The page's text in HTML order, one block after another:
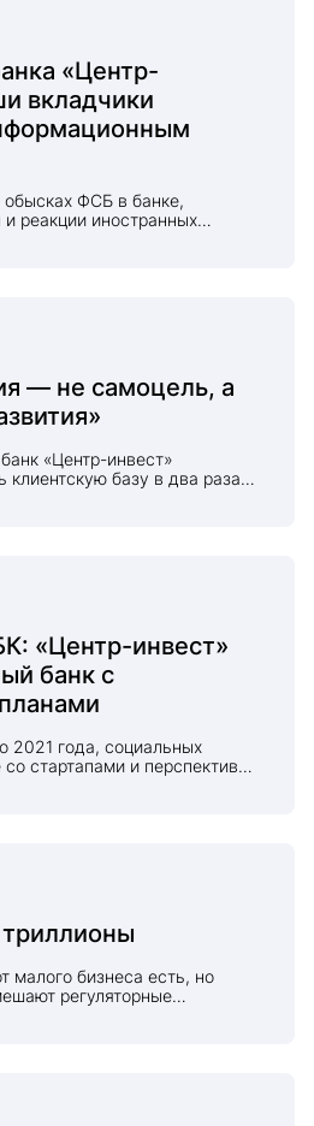
«Центр-
вкладчики
ФСБ в банке,
и реакции иностранных
— не самоцель, а
«Центр-инвест»
клиентскую базу в два раза
«Центр-инвест»
банк с
2021 года, социальных
стартапами и перспективах
малого бизнеса есть, но
регуляторные